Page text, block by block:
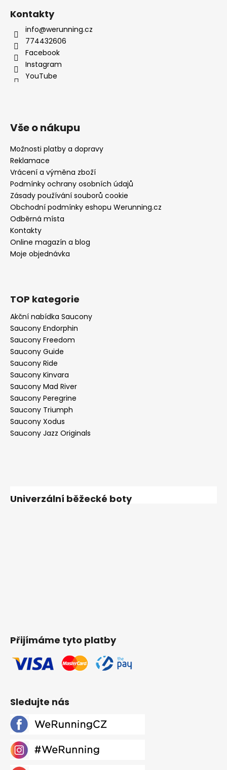
Kontakty
info@werunning.cz
774432606
Facebook
Instagram
YouTube
Vše o nákupu
Možnosti platby a dopravy
Reklamace
Vrácení a výměna zboží
Podmínky ochrany osobních údajů
Zásady používání souborů cookie
Obchodní podmínky eshopu Werunning.cz
Odběrná místa
Kontakty
Online magazín a blog
Moje objednávka
TOP kategorie
Akční nabídka Saucony
Saucony Endorphin
Saucony Freedom
Saucony Guide
Saucony Ride
Saucony Kinvara
Saucony Mad River
Saucony Peregrine
Saucony Triumph
Saucony Xodus
Saucony Jazz Originals
Univerzální běžecké boty
Přijímáme tyto platby
Sledujte nás